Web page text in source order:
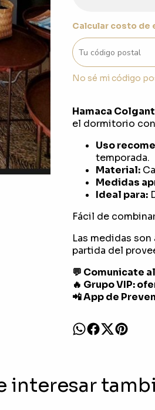
Calcular costo de
No sé mi código
Hamaca
el dormitorio
Uso
temporada.
Material:
Medidas
Ideal para:
Fácil de
Las medidas
partida del
💬 Comunicate
🔥 Grupo VIP:
📲 App de
interesar